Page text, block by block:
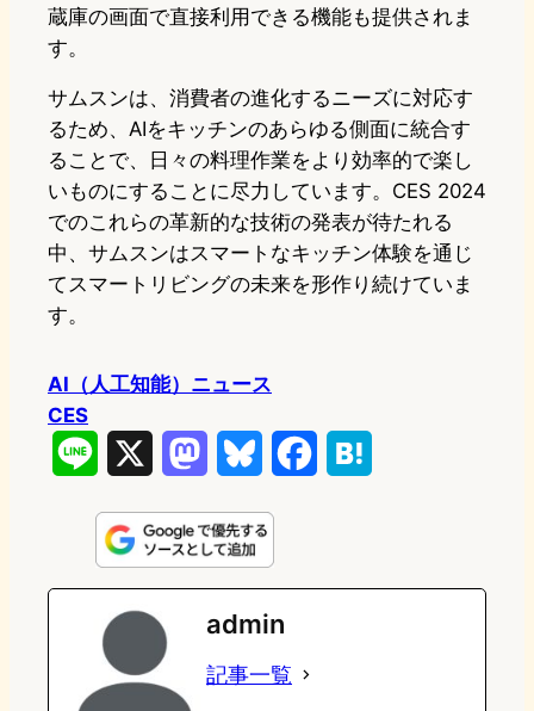
蔵庫の画面で直接利用できる機能も提供されま
す。
サムスンは、消費者の進化するニーズに対応す
るため、AIをキッチンのあらゆる側面に統合す
ることで、日々の料理作業をより効率的で楽し
いものにすることに尽力しています。CES 2024
でのこれらの革新的な技術の発表が待たれる
中、サムスンはスマートなキッチン体験を通じ
てスマートリビングの未来を形作り続けていま
す。
AI（人工知能）ニュース
CES
n
e
s
t
o
d
u
e
s
k
e
e
admin
記事一覧